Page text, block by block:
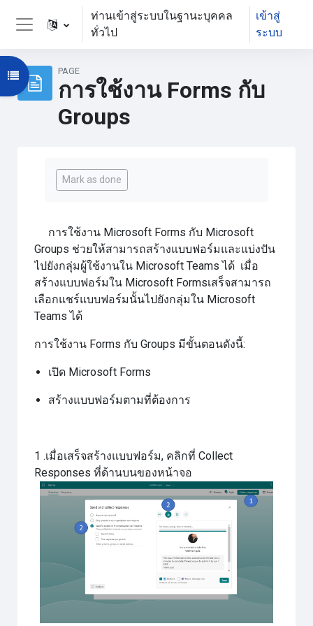
ข้ามไปที่เนื้อหาหลัก
Side panel
ท่านเข้าสู่ระบบในฐานะบุคคล
ทั่วไป
เข้าสู่
ระบบ
PAGE
การใช้งาน Forms กับ
Groups
Open course index
Mark as done
การใช้งาน Microsoft Forms กับ Microsoft
Groups ช่วยให้สามารถสร้างแบบฟอร์มและแบ่งปัน
ไปยังกลุ่มผู้ใช้งานใน Microsoft Teams ได้ เมื่อ
สร้างแบบฟอร์มใน Microsoft Formsเสร็จสามารถ
เลือกแชร์แบบฟอร์มนั้นไปยังกลุ่มใน Microsoft
Teams ได้
การใช้งาน Forms กับ Groups มีขั้นตอนดังนี้:
เปิด Microsoft Forms
สร้างแบบฟอร์มตามที่ต้องการ
1 .เมื่อเสร็จสร้างแบบฟอร์ม, คลิกที่ Collect
Responses ที่ด้านบนของหน้าจอ